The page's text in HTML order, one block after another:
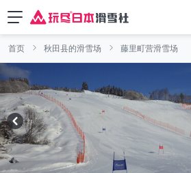
首页 秋田县的滑雪场 藤里町营滑雪场